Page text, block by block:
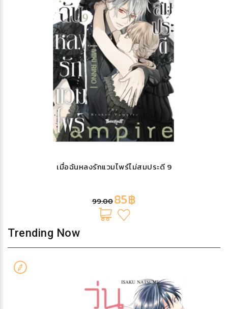
เมื่อฉันหลงรักแวมไพร์ไม่สมประดี 9
99.0085฿
Trending Now